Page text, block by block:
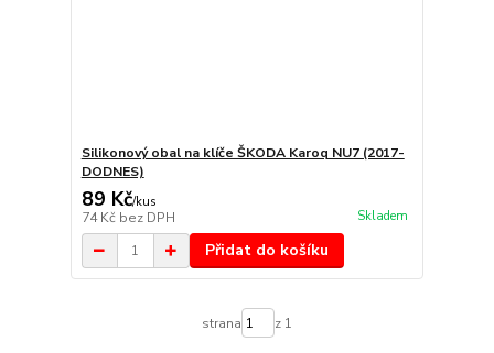
Silikonový obal na klíče ŠKODA Karoq NU7 (2017-
DODNES)
89 Kč/kus
74 Kč bez DPH Skladem
Přidat do košíku
strana z 1